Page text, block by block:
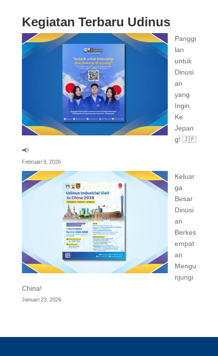
Kegiatan Terbaru Udinus
Panggi
lan
untuk
Dinusi
an
yang
Ingin
Ke
Jepan
g! 🇯🇵
📢
Februari 9, 2026
Keluar
ga
Besar
Dinusi
an
Berkes
empat
an
Mengu
njungi
China!
Januari 23, 2026